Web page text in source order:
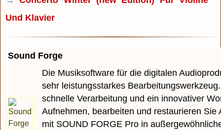
Und Klavier
Sound Forge
Die Musiksoftware für die digitalen
sehr leistungsstarkes
schnelle Verarbeitung und ein innovativer
Aufnehmen, bearbeiten und restaurieren Sie
mit SOUND FORGE Pro in